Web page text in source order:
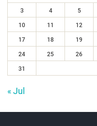
3 4 5
10 11 12
17 18 19
24 25 26
31
« Jul